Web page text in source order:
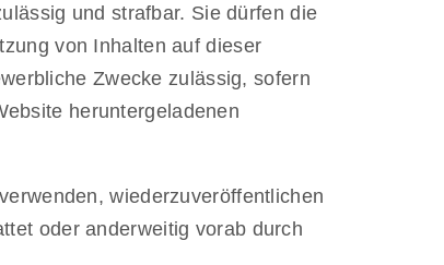
und strafbar. Sie dürfen die
von Inhalten auf dieser
Zwecke zulässig, sofern
heruntergeladenen
wiederzuveröffentlichen
oder anderweitig vorab durch